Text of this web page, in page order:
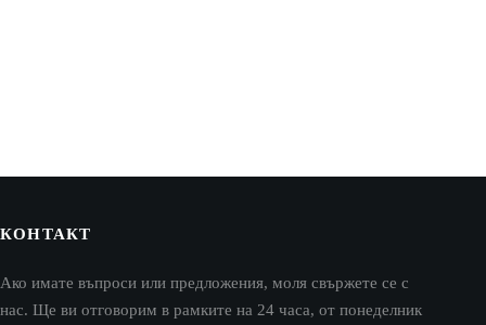
КОНТАКТ
Ако имате въпроси или предложения, моля свържете се с
нас. Ще ви отговорим в рамките на 24 часа, от понеделник